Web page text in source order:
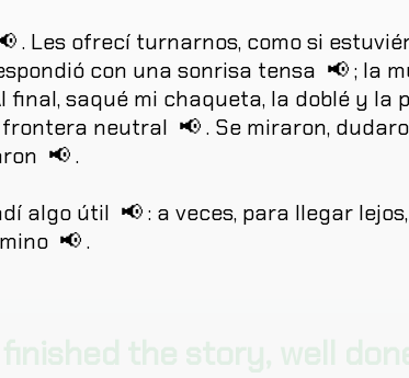
. Les ofrecí turnarnos, como si
con una sonrisa tensa 📢 ; la
final,saqué mi chaqueta, la doblé y la
frontera neutral 📢 . Se miraron,
📢 .
algo útil 📢 : a veces, para llegar lejos
📢 .